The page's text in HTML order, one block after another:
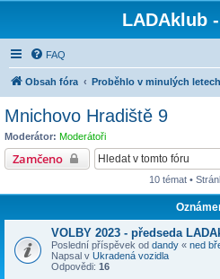
LADAklub
FAQ
Obsah fóra Proběhlo v minulých letech
Mnichovo Hradiště 9
Moderátor: Moderátoři
Zamčeno
10 témat •
VOLBY 2023 - předseda
Poslední příspěvek od dandy « ned
Napsal v Ukradená vozidla
Odpovědi: 16